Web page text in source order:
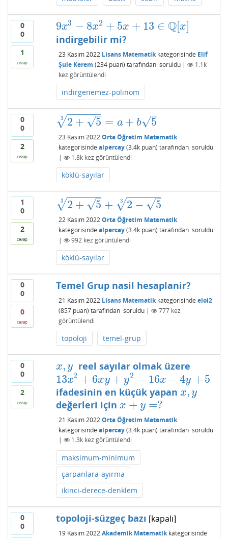
0
0
1
cevap
9x3 − 8x2 + 5x + 13 ∈ Q [x
9x3− 8x 2+5x +13∈Q[x ]
indirgebilir mi?
23 Kasım 2022 Lisans Matematikkategorisinde Elif
Şule Kerem (234puan) tarafından soruldu |
1.1k
kez görüntülendi
indirgenemez-polinom
0
0
2
cevap
2 + 5
–
√
− −
−−−−
√
3 = a + b 5
–
√
2+53=a +b5
23 Kasım 2022 Orta Öğretim Matematik
kategorisinde alpercay (3.4kpuan) tarafından soruldu
|
1.8kkez görüntülendi
köklü-sayılar
1
0
2
cevap
2 + 5
–
√
− −
−−−−
√
3 + 2 − 5
–
√
− −
−−−−
√
3
2+53+2 −53
22 Kasım 2022 Orta Öğretim Matematik
kategorisinde alpercay (3.4kpuan) tarafından soruldu
|
992kez görüntülendi
köklü-sayılar
0
0
0
cevap
Temel Grup nasil hesaplanir?
21 Kasım 2022 Lisans Matematikkategorisinde eloi2
(857puan) tarafından soruldu | 777kez
görüntülendi
topoloji temel-grup
0
0
2
cevap
x, y
x,y reel sayılar olmak üzere
13x2 + 6xy + y2 − 16x − 4y + 5
13x2+ 6x y+y2−16x− 4y+5
ifadesinin en küçük yapan x, y
x,y
değerleri için x + y =?
x+ y= ?
21 Kasım 2022 Orta Öğretim Matematik
kategorisinde alpercay (3.4kpuan) tarafından soruldu
|
1.3kkez görüntülendi
maksimum-minimum
çarpanlara-ayırma
ikinci-derece-denklem
0
0
topoloji-süzgeç bazı [kapalı]
19 Kasım 2022 Akademik Matematikkategorisinde